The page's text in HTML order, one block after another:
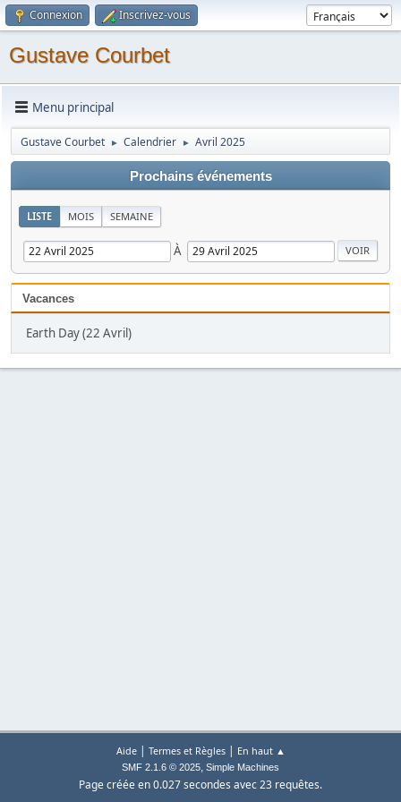
Connexion Inscrivez-vous
Gustave Courbet
Menu principal
Gustave Courbet ► Calendrier ► Avril 2025
Prochains événements
LISTE MOIS SEMAINE
À
Vacances
Earth Day (22 Avril)
Aide| Termes et Règles| En haut ▲
SMF 2.1.6 © 2025, Simple Machines
Page créée en 0.027 secondes avec 23 requêtes.